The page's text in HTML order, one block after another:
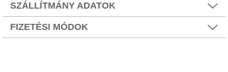
SZÁLLÍTMÁNY ADATOK
FIZETÉSI MÓDOK